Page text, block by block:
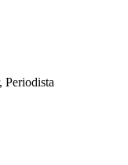
Periodista